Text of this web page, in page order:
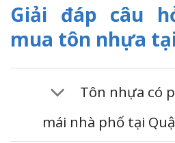
Giải đáp câu
mua tôn nhựa
Tôn nhựa có
mái nhà phố tại